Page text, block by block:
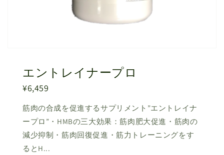
エントレイナープロ
¥6,459
筋肉の合成を促進するサプリメント”エントレイナ
ープロ”・HMBの三大効果：筋肉肥大促進・筋肉の
減少抑制・筋肉回復促進・筋力トレーニングをす
るとH...